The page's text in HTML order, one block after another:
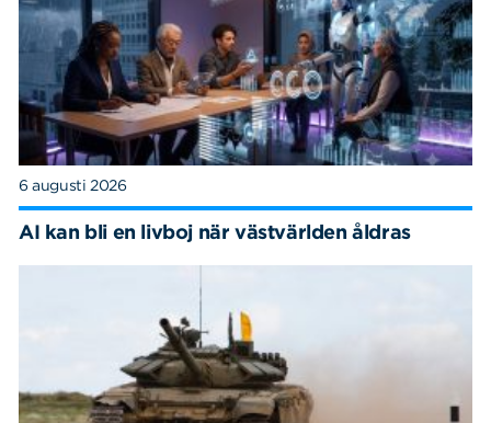
6 augusti 2026
AI kan bli en livboj när västvärlden åldras